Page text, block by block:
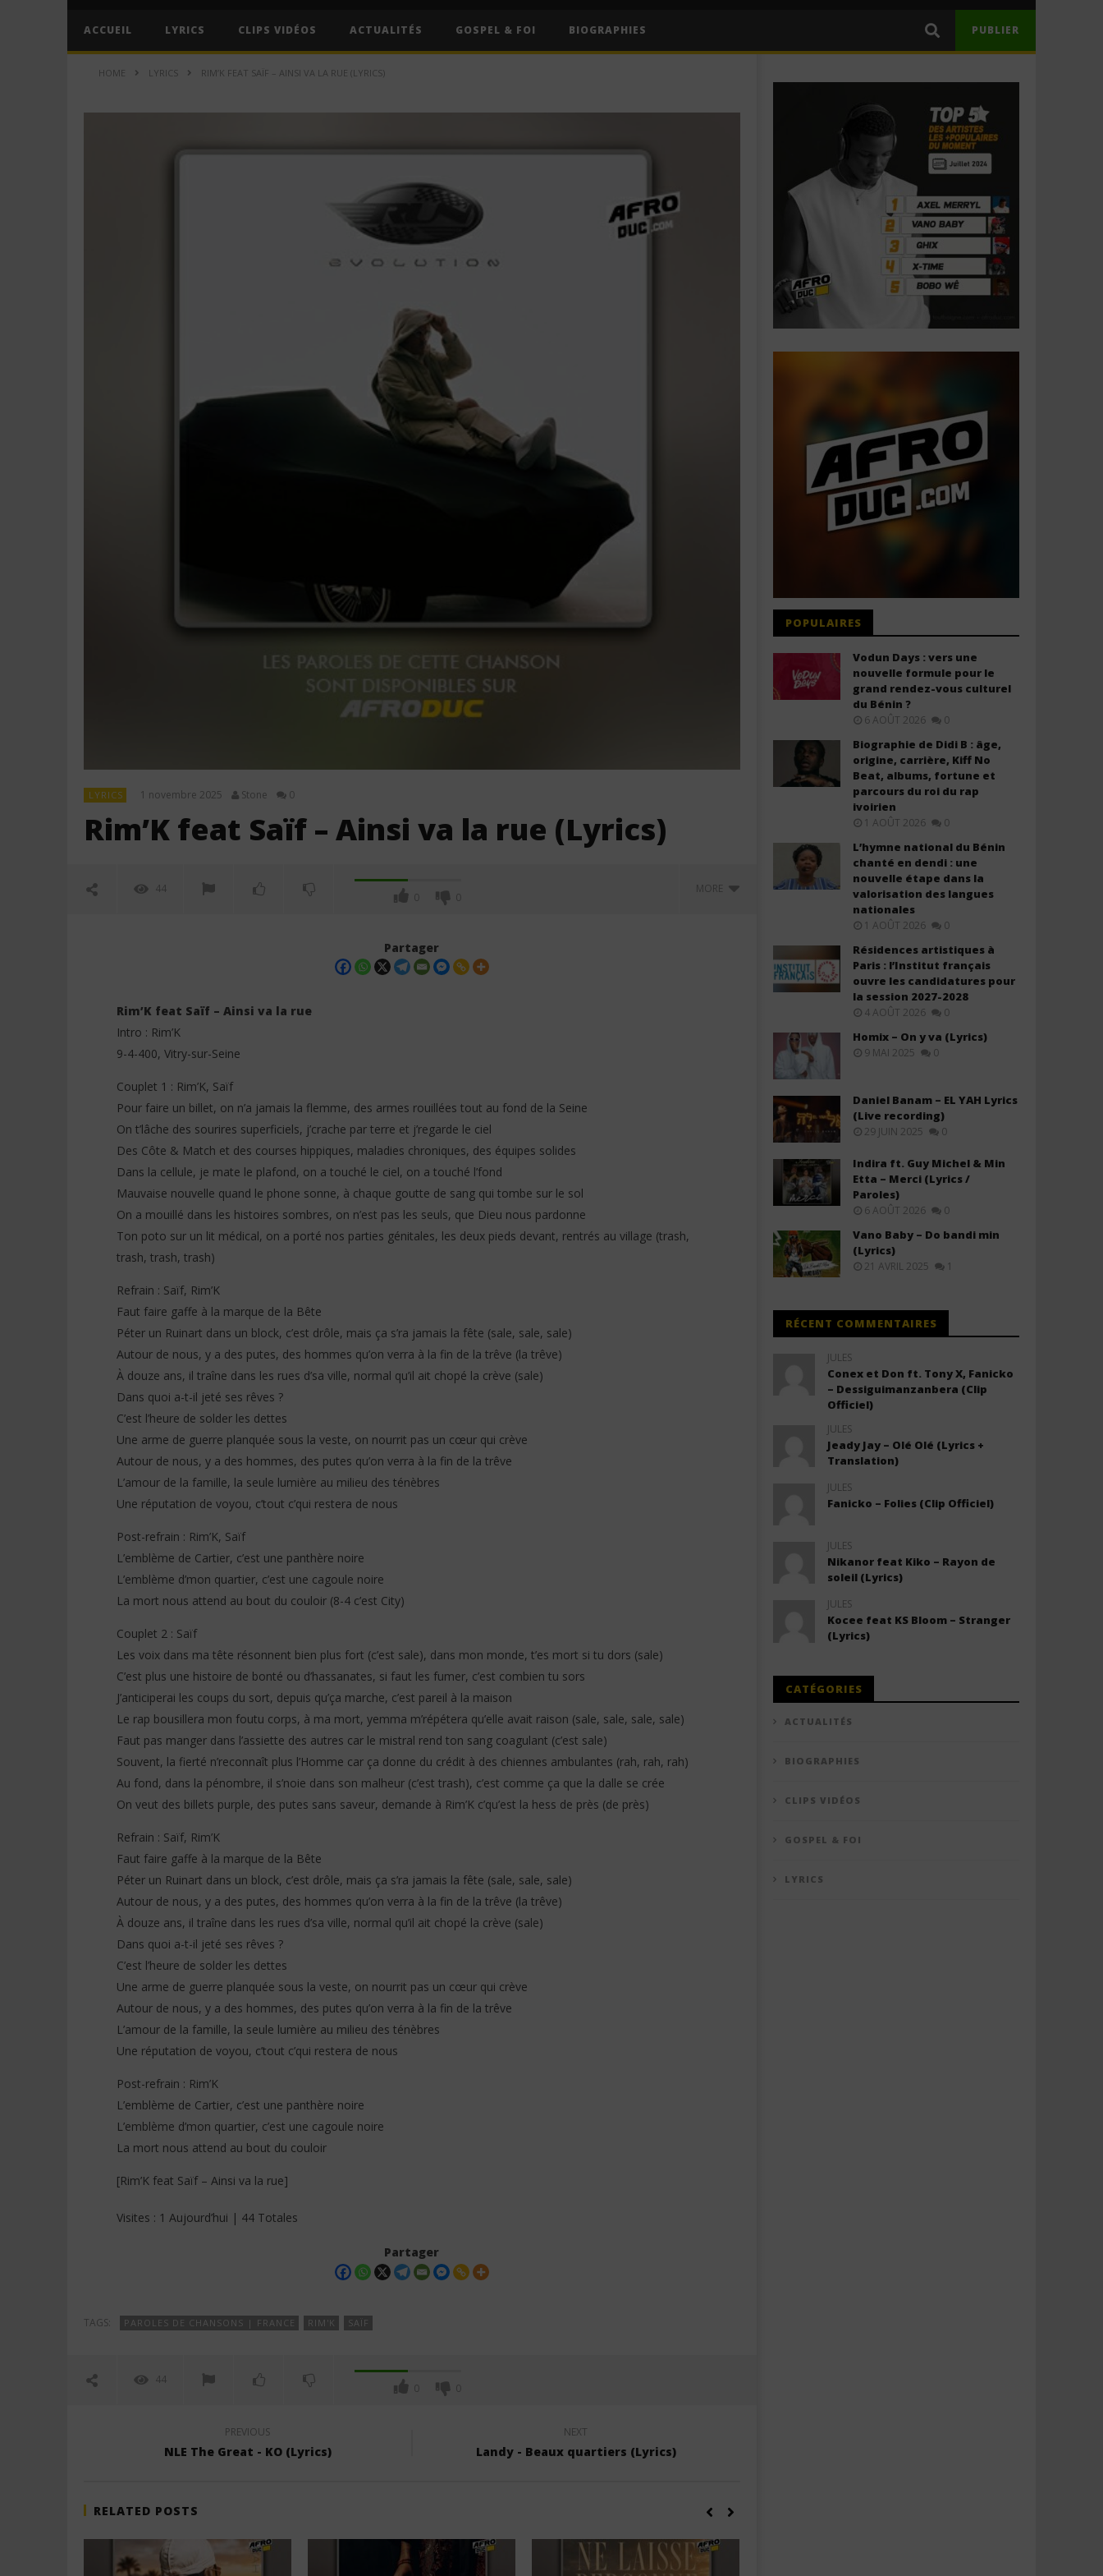
ACCUEIL LYRICS CLIPS VIDÉOS ACTUALITÉS GOSPEL & FOI BIOGRAPHIES PUBLIER
HOME LYRICS RIM’K FEAT SAÏF – AINSI VA LA RUE (LYRICS)
LYRICS 1 novembre 2025 Stone 0
Rim’K feat Saïf – Ainsi va la rue (Lyrics)
44
0 0
MORE
NOW VIEWING
Rim’K feat Saïf – Ainsi va la rue
(Lyrics)
novembre
2025
Stone
Paroles)
1
novembre
2025
Stone
(Lyrics & Traduction)
novembre
2025
Olivier Cheuwa ft. Claudy Siar –
Ne Laisse Personne (Lyrics)
novembre
Black M ft. Ariel Sheney
2025
Stone
Partager
Rim’K feat Saïf – Ainsi va la rue
Intro : Rim’K
9-4-400, Vitry-sur-Seine
Couplet 1 : Rim’K, Saïf
Pour faire un billet, on n’a jamais la flemme, des armes rouillées tout au fond de la Seine
On t’lâche des sourires superficiels, j’crache par terre et j’regarde le ciel
Des Côte & Match et des courses hippiques, maladies chroniques, des équipes solides
Dans la cellule, je mate le plafond, on a touché le ciеl, on a touché l’fond
Mauvaise nouvelle quand lе phone sonne, à chaque goutte de sang qui tombe sur le sol
On a mouillé dans les histoires sombres, on n’est pas les seuls, que Dieu nous pardonne
Ton poto sur un lit médical, on a porté nos parties génitales, les deux pieds devant, rentrés au village (trash,
trash, trash, trash)
Refrain : Saïf, Rim’K
Faut faire gaffe à la marque de la Bête
Péter un Ruinart dans un block, c’est drôle, mais ça s’ra jamais la fête (sale, sale, sale)
Autour de nous, y a des putes, des hommes qu’on verra à la fin de la trêve (la trêve)
À douze ans, il traîne dans les rues d’sa ville, normal qu’il ait chopé la crève (sale)
Dans quoi a-t-il jeté ses rêves ?
C’est l’heure de solder les dettes
Une arme de guerre planquée sous la veste, on nourrit pas un cœur qui crève
Autour de nous, y a des hommes, des putes qu’on verra à la fin de la trêve
L’amour de la famille, la seule lumière au milieu des ténèbres
Une réputation de voyou, c’tout c’qui restera de nous
Post-refrain : Rim’K, Saïf
L’emblème de Cartier, c’est une panthère noire
L’emblème d’mon quartier, c’est une cagoule noire
La mort nous attend au bout du couloir (8-4 c’est City)
Couplet 2 : Saïf
Les voix dans ma tête résonnent bien plus fort (c’est sale), dans mon monde, t’es mort si tu dors (sale)
C’est plus une histoire de bonté ou d’hassanates, si faut les fumer, c’est combien tu sors
J’anticiperai les coups du sort, depuis qu’ça marche, c’est pareil à la maison
Le rap bousillera mon foutu corps, à ma mort, yemma m’répétera qu’elle avait raison (sale, sale, sale, sale)
Faut pas manger dans l’assiette des autres car le mistral rend ton sang coagulant (c’est sale)
Souvent, la fierté n’reconnaît plus l’Homme car ça donne du crédit à des chiennes ambulantes (rah, rah, rah)
Au fond, dans la pénombre, il s’noie dans son malheur (c’est trash), c’est comme ça que la dalle se crée
On veut des billets purple, des putes sans saveur, demande à Rim’K c’qu’est la hess de près (de près)
Refrain : Saïf, Rim’K
Faut faire gaffe à la marque de la Bête
Péter un Ruinart dans un block, c’est drôle, mais ça s’ra jamais la fête (sale, sale, sale)
Autour de nous, y a des putes, des hommes qu’on verra à la fin de la trêve (la trêve)
À douze ans, il traîne dans les rues d’sa ville, normal qu’il ait chopé la crève (sale)
Dans quoi a-t-il jeté ses rêves ?
C’est l’heure de solder les dettes
Une arme de guerre planquée sous la veste, on nourrit pas un cœur qui crève
Autour de nous, y a des hommes, des putes qu’on verra à la fin de la trêve
L’amour de la famille, la seule lumière au milieu des ténèbres
Une réputation de voyou, c’tout c’qui restera de nous
Post-refrain : Rim’K
L’emblème de Cartier, c’est une panthère noire
L’emblème d’mon quartier, c’est une cagoule noire
La mort nous attend au bout du couloir
[Rim’K feat Saïf – Ainsi va la rue]
Visites : 1 Aujourd’hui | 44 Totales
Partager
TAGS: PAROLES DE CHANSONS | FRANCE RIM'K SAÏF
44
0 0
PREVIOUS
NLE The Great - KO (Lyrics)
NEXT
Landy - Beaux quartiers (Lyrics)
RELATED POSTS
POPULAIRES
Vodun Days : vers une
nouvelle formule pour le
grand rendez-vous culturel
du Bénin ?
6 AOÛT 2026 0
Biographie de Didi B : âge,
origine, carrière, Kiff No
Beat, albums, fortune et
parcours du roi du rap
ivoirien
1 AOÛT 2026 0
L’hymne national du Bénin
chanté en dendi : une
nouvelle étape dans la
valorisation des langues
nationales
1 AOÛT 2026 0
Résidences artistiques à
Paris : l’Institut français
ouvre les candidatures pour
la session 2027-2028
4 AOÛT 2026 0
Homix – On y va (Lyrics)
9 MAI 2025 0
Daniel Banam – EL YAH Lyrics
(Live recording)
29 JUIN 2025 0
Indira ft. Guy Michel & Min
Etta – Merci (Lyrics /
Paroles)
6 AOÛT 2026 0
Vano Baby – Do bandi min
(Lyrics)
21 AVRIL 2025 1
RÉCENT COMMENTAIRES
JULES
Conex et Don ft. Tony X, Fanicko
– Dessiguimanzanbera (Clip
Officiel)
JULES
Jeady Jay – Olé Olé (Lyrics +
Translation)
JULES
Fanicko – Folies (Clip Officiel)
JULES
Nikanor feat Kiko – Rayon de
soleil (Lyrics)
JULES
Kocee feat KS Bloom – Stranger
(Lyrics)
CATÉGORIES
ACTUALITÉS
BIOGRAPHIES
CLIPS VIDÉOS
GOSPEL & FOI
LYRICS